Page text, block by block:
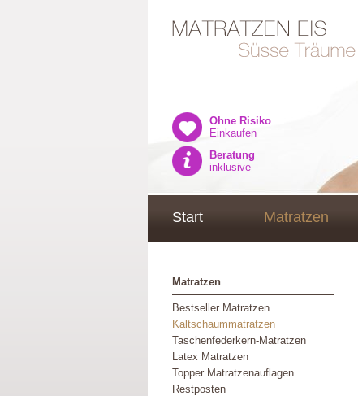
Ohne Risiko
Einkaufen
Beratung
inklusive
Start Matratzen
Matratzen
Bestseller Matratzen
Kaltschaummatratzen
Taschenfederkern-Matratzen
Latex Matratzen
Topper Matratzenauflagen
Restposten